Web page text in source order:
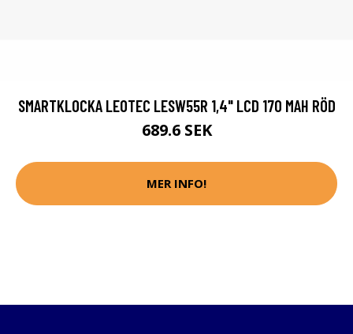
SMARTKLOCKA LEOTEC LESW55R 1,4" LCD 170 MAH RÖD
689.6 SEK
MER INFO!